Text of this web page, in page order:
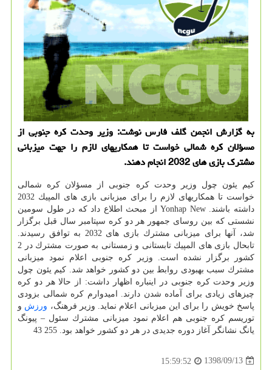
به گزارش انجمن گلف فارس نوشت: وزیر وحدت كره جنوبی از
مسؤلان كره شمالی خواست تا همكاریهای لازم را جهت میزبانی
مشترك بازی های 2032 انجام دهند.
كیم یئون چول وزیر وحدت كره جنوبی از مسؤلان كره شمالی
خواست تا همكاریهای لازم را برای میزبانی بازی های المپیك 2032
داشته باشند. Yonhap New از مبحث اطلاع داد كه در طول سومین
نشستی كه بین روسای جمهور هر دو كره سپتامبر سال قبل برگزار
شد، آنها برای میزبانی مشترك بازی های 2032 به توافق رسیدند.
تابحال بازی های المپیك تابستانی و زمستانی به صورت مشترك در 2
كشور برگزار نشده است. وزیر كره جنوبی اعلام نمود میزبانی
مشترك سبب بهبودی روابط بین دو كشور خواهد شد. كیم یئون چول
وزیر وحدت كره جنوبی در اینباره اظهار داشت: از حالا هر دو كره
چیزهای زیادی برای آماده شدن دارند. امیدوارم كره شمالی بزودی
پاسخ خویش را برای این میزبانی اعلام نماید. وزیر فرهنگ، ورزش و
توریسم كره جنوبی هم اعلام نمود میزبانی مشترك سئول – پیونگ
یانگ نشانگر آغاز دوره جدیدی در هر دو كشور خواهد بود. 255 43
1398/09/13
15:59:52